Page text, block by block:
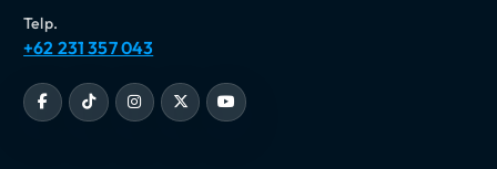
Telp.
+62 231 357 043